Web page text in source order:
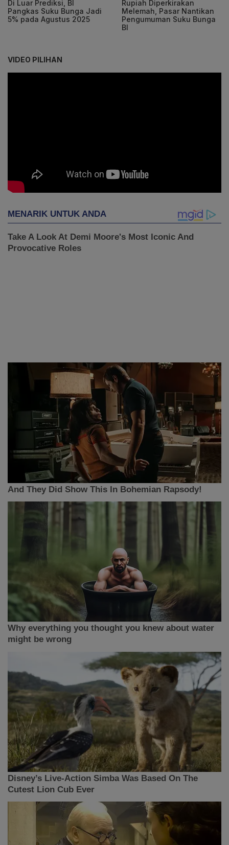
Di Luar Prediksi, BI
Pangkas Suku Bunga Jadi
5% pada Agustus 2025
Rupiah Diperkirakan
Melemah, Pasar Nantikan
Pengumuman Suku Bunga
BI
VIDEO PILIHAN